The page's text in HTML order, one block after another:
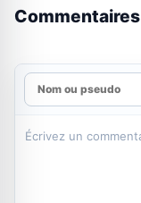
Commentaires